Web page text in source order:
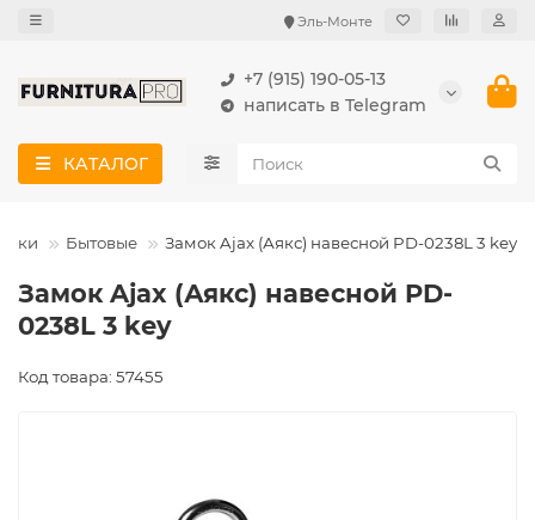
Эль-Монте
+7 (915) 190-05-13
написать в Telegram
КАТАЛОГ
Бытовые Замок Ajax (Аякс) навесной PD-0238L 3 key
Замок Ajax (Аякс) навесной PD-
0238L 3 key
Код товара: 57455